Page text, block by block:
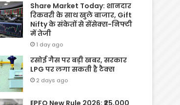
Share Market Today: शानदार
रिकवरी के साथ खुले बाजार, Gift
Nifty के संकेतों से सेंसेक्स-निफ्टी
में तेजी
1 day ago
रसोई गैस पर बड़ी खबर, सरकार
LPG पर लगा सकती है टैक्स
2 days ago
EPFO New Rule 2026: ₹25,000